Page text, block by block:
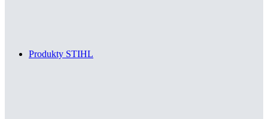
Produkty STIHL